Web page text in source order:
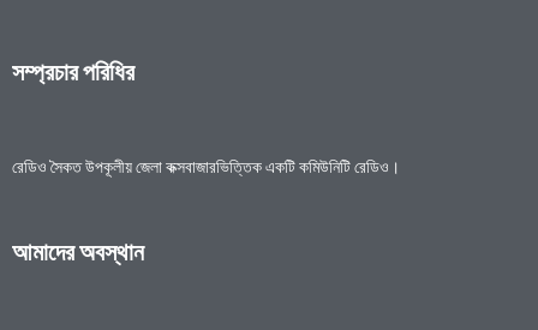
সম্প্রচার পরিধির
রেডিও সৈকত উপকূলীয় জেলা কক্সবাজারভিত্তিক একটি কমিউনিটি রেডিও।
আমাদের অবস্থান